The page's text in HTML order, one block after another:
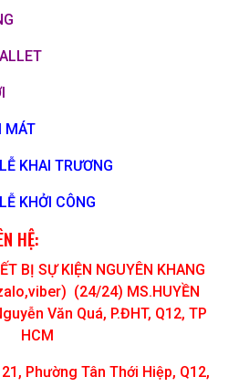
MÁT
KHAI TRƯƠNG
KHỞI CÔNG
HỆ:
BỊ SỰ KIỆN NGUYÊN KHANG
(24/24) MS.HUYỀN
Văn Quá, P.ĐHT, Q12, TP
HCM
Phường Tân Thới Hiệp, Q12,